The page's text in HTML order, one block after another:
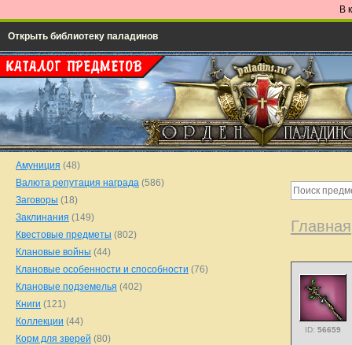
В
Открыть библиотеку паладинов
Главная
ID: 56659
Амуниция (48)
Валюта репутация награда (586)
Заговоры (18)
Заклинания (149)
Квестовые предметы (802)
Клановые войны (44)
Клановые особенности и способности (76)
Клановые подземелья (402)
Книги (121)
Коллекции (44)
Корм для зверей (80)